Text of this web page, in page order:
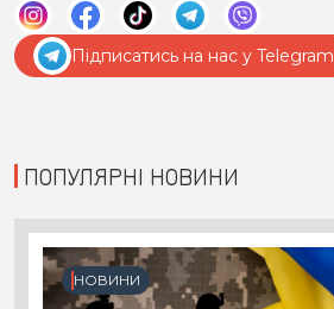
Підписатись на нас у Telegram
ПОПУЛЯРНІ НОВИНИ
НОВИНИ